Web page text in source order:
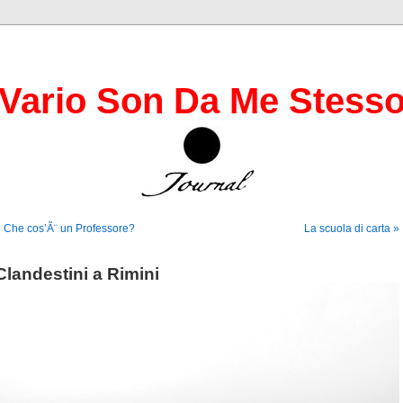
Son Da Me
Che cos’Ã¨ un Professore? La scuola di carta »
a Rimini